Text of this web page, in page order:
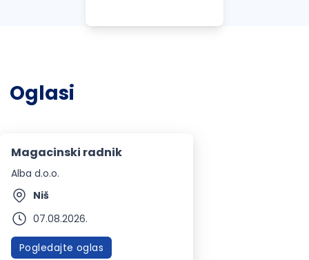
Oglasi
Magacinski radnik
Alba d.o.o.
Niš
07.08.2026.
Pogledajte oglas